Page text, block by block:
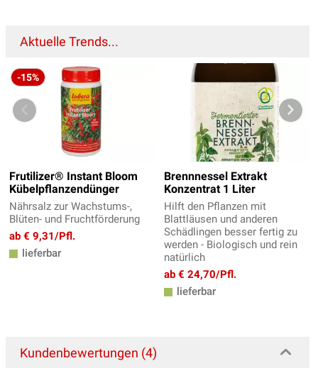
Aktuelle Trends...
-15%
Frutilizer® Instant Bloom
Kübelpflanzendünger
Nährsalz zur Wachstums-,
Blüten- und Fruchtförderung
ab € 9,31/Pfl.
lieferbar
Brennnessel Extrakt
Konzentrat 1 Liter
Hilft den Pflanzen mit
Blattläusen und anderen
Schädlingen besser fertig zu
werden - Biologisch und rein
natürlich
ab € 24,70/Pfl.
lieferbar
Kundenbewertungen (4)